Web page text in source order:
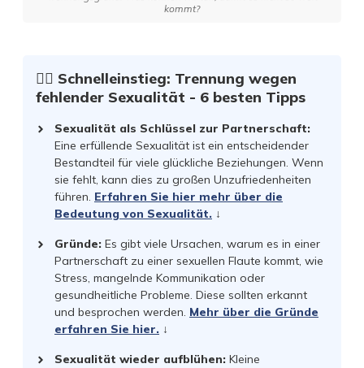
kommt?
☝🏻 Schnelleinstieg: Trennung wegen
fehlender Sexualität - 6 besten Tipps
Sexualität als Schlüssel zur Partnerschaft:
Eine erfüllende Sexualität ist ein entscheidender
Bestandteil für viele glückliche Beziehungen. Wenn
sie fehlt, kann dies zu großen Unzufriedenheiten
führen. Erfahren Sie hier mehr über die
Bedeutung von Sexualität. ↓
Gründe: Es gibt viele Ursachen, warum es in einer
Partnerschaft zu einer sexuellen Flaute kommt, wie
Stress, mangelnde Kommunikation oder
gesundheitliche Probleme. Diese sollten erkannt
und besprochen werden. Mehr über die Gründe
erfahren Sie hier. ↓
Sexualität wieder aufblühen: Kleine